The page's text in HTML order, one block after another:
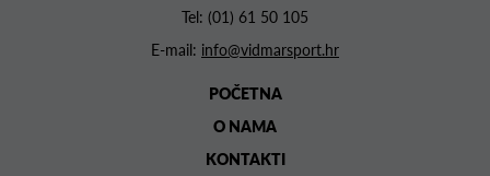
Tel: (01) 61 50 105
E-mail: info@vidmarsport.hr
POČETNA
O NAMA
KONTAKTI